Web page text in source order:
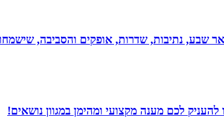
שבע, נתיבות, שדרות, אופקים והסביבה, שישמחו
לכם מענה מקצועי ומהימן במגוון נושאים!